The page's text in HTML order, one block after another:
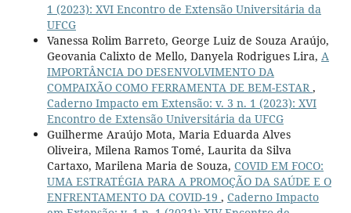
1 (2023): XVI Encontro de Extensão Universitária da
UFCG
Vanessa Rolim Barreto, George Luiz de Souza Araújo,
Geovania Calixto de Mello, Danyela Rodrigues Lira, A
IMPORTÂNCIA DO DESENVOLVIMENTO DA
COMPAIXÃO COMO FERRAMENTA DE BEM-ESTAR ,
Caderno Impacto em Extensão: v. 3 n. 1 (2023): XVI
Encontro de Extensão Universitária da UFCG
Guilherme Araújo Mota, Maria Eduarda Alves
Oliveira, Milena Ramos Tomé, Laurita da Silva
Cartaxo, Marilena Maria de Souza, COVID EM FOCO:
UMA ESTRATÉGIA PARA A PROMOÇÃO DA SAÚDE E O
ENFRENTAMENTO DA COVID-19 , Caderno Impacto